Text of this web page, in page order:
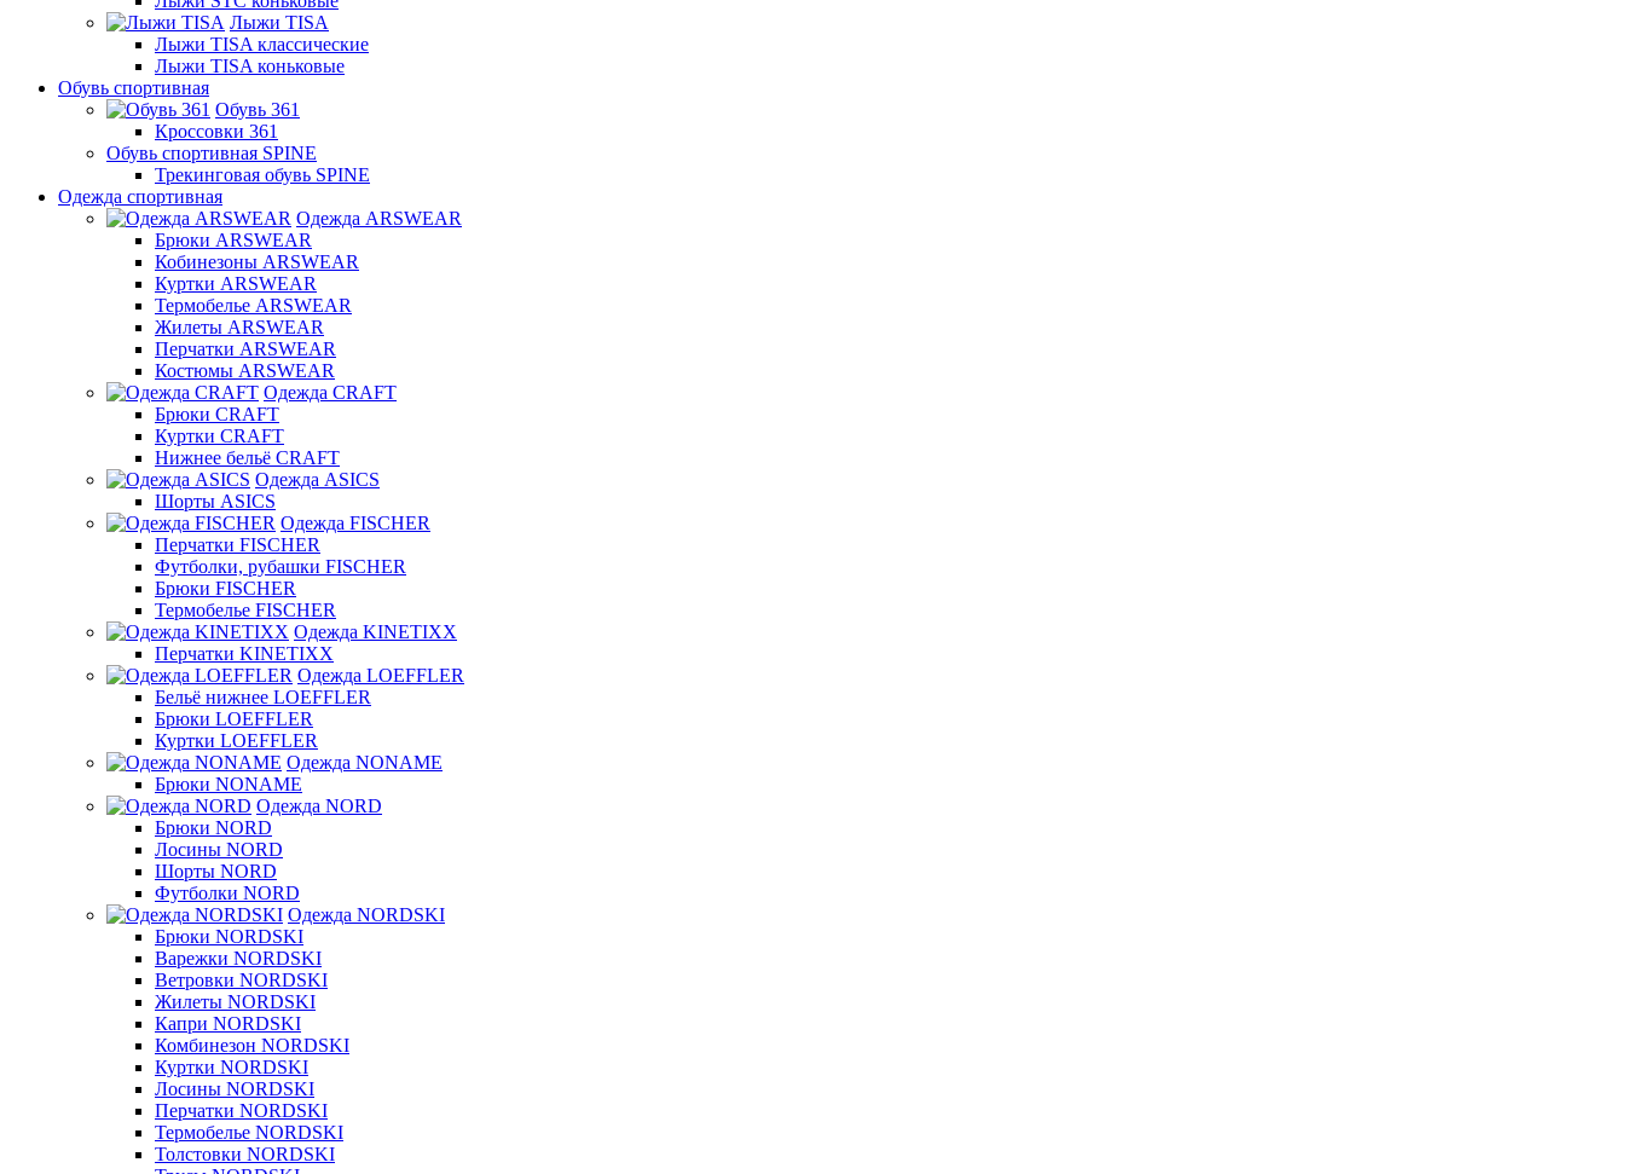
Лыжи TISA
Лыжи TISA классические
Лыжи TISA коньковые
Обувь спортивная
Обувь 361
Кроссовки 361
Обувь спортивная SPINE
Трекинговая обувь SPINE
Одежда спортивная
Одежда ARSWEAR
Брюки ARSWEAR
Кобинезоны ARSWEAR
Куртки ARSWEAR
Термобелье ARSWEAR
Жилеты ARSWEAR
Перчатки ARSWEAR
Костюмы ARSWEAR
Одежда CRAFT
Брюки CRAFT
Куртки CRAFT
Нижнее бельё CRAFT
Одежда ASICS
Шорты ASICS
Одежда FISCHER
Перчатки FISCHER
Футболки, рубашки FISCHER
Брюки FISCHER
Термобелье FISCHER
Одежда KINETIXX
Перчатки KINETIXX
Одежда LOEFFLER
Бельё нижнее LOEFFLER
Брюки LOEFFLER
Куртки LOEFFLER
Одежда NONAME
Брюки NONAME
Одежда NORD
Брюки NORD
Лосины NORD
Шорты NORD
Футболки NORD
Одежда NORDSKI
Брюки NORDSKI
Варежки NORDSKI
Ветровки NORDSKI
Жилеты NORDSKI
Капри NORDSKI
Комбинезон NORDSKI
Куртки NORDSKI
Лосины NORDSKI
Перчатки NORDSKI
Термобелье NORDSKI
Толстовки NORDSKI